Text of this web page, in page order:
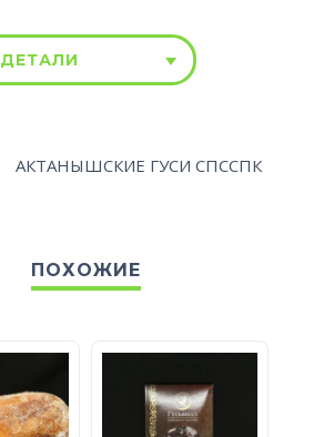
ДЕТАЛИ
АКТАНЫШСКИЕ ГУСИ СПССПК
ПОХОЖИЕ